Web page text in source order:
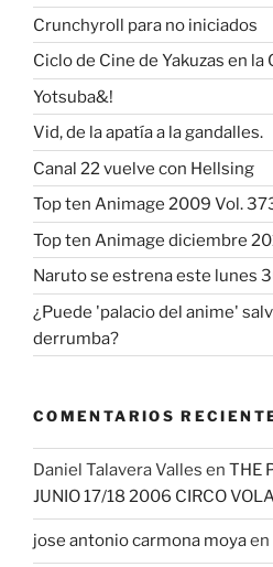
Crunchyroll para no iniciados
Ciclo de Cine de Yakuzas en
Yotsuba&!
Vid, de la apatía a la gandalles.
Canal 22 vuelve con Hellsing
Top ten Animage 2009 Vol.
Top ten Animage diciembre
Naruto se estrena este lunes
¿Puede 'palacio del anime'
derrumba?
COMENTARIOS
Daniel Talavera Valles en THE
JUNIO 17/18 2006 CIRCO
jose antonio carmona moyaen